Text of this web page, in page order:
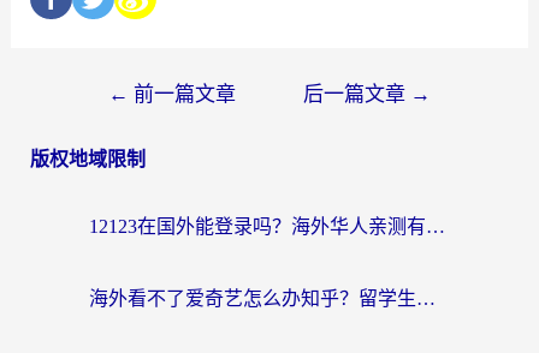
← 前一篇文章 后一篇文章 →
版权地域限制
12123在国外能登录吗？海外华人亲测有效的回国加速器选择指南
海外看不了爱奇艺怎么办知乎？留学生亲测有效的回国加速方案